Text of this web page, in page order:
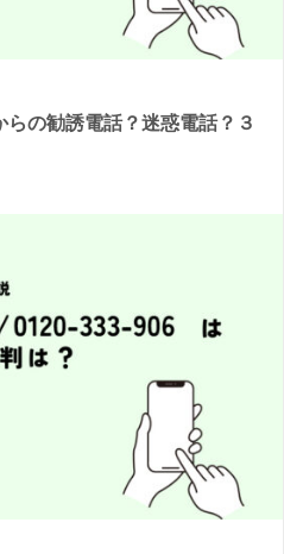
の勧誘電話？迷惑電話？３